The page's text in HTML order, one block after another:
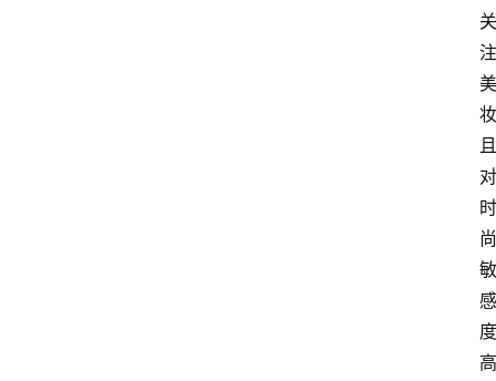
关
注
美
妆
且
对
时
尚
敏
感
度
高